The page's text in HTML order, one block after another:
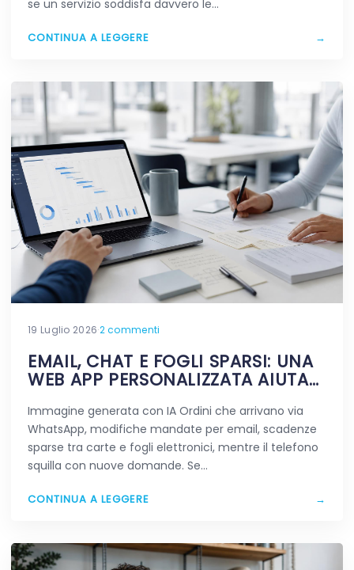
se un servizio soddisfa davvero le…
CONTINUA A LEGGERE →
19 Luglio 2026·2 commenti
EMAIL, CHAT E FOGLI SPARSI: UNA
WEB APP PERSONALIZZATA AIUTA
Immagine generata con IA Ordini che arrivano via
WhatsApp, modifiche mandate per email, scadenze
sparse tra carte e fogli elettronici, mentre il telefono
squilla con nuove domande. Se…
CONTINUA A LEGGERE →